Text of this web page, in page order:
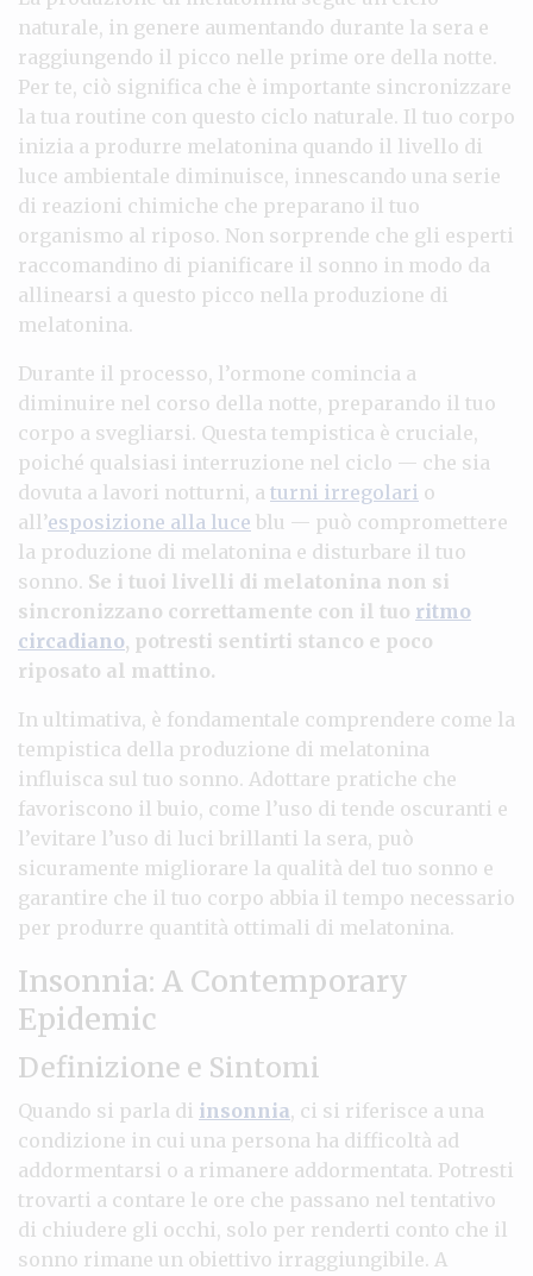
naturale, in genere aumentando durante la sera e
raggiungendo il picco nelle prime ore della notte.
Per te, ciò significa che è importante sincronizzare
la tua routine con questo ciclo naturale. Il tuo corpo
inizia a produrre melatonina quando il livello di
luce ambientale diminuisce, innescando una serie
di reazioni chimiche che preparano il tuo
organismo al riposo. Non sorprende che gli esperti
raccomandino di pianificare il sonno in modo da
allinearsi a questo picco nella produzione di
melatonina.
Durante il processo, l’ormone comincia a
diminuire nel corso della notte, preparando il tuo
corpo a svegliarsi. Questa tempistica è cruciale,
poiché qualsiasi interruzione nel ciclo — che sia
dovuta a lavori notturni, a turni irregolari o
all’esposizione alla luce blu — può compromettere
la produzione di melatonina e disturbare il tuo
sonno. Se i tuoi livelli di melatonina non si
sincronizzano correttamente con il tuo ritmo
circadiano, potresti sentirti stanco e poco
riposato al mattino.
In ultimativa, è fondamentale comprendere come la
tempistica della produzione di melatonina
influisca sul tuo sonno. Adottare pratiche che
favoriscono il buio, come l’uso di tende oscuranti e
l’evitare l’uso di luci brillanti la sera, può
sicuramente migliorare la qualità del tuo sonno e
garantire che il tuo corpo abbia il tempo necessario
per produrre quantità ottimali di melatonina.
Insonnia: A Contemporary
Epidemic
Definizione e Sintomi
Quando si parla di insonnia, ci si riferisce a una
condizione in cui una persona ha difficoltà ad
addormentarsi o a rimanere addormentata. Potresti
trovarti a contare le ore che passano nel tentativo
di chiudere gli occhi, solo per renderti conto che il
sonno rimane un obiettivo irraggiungibile. A